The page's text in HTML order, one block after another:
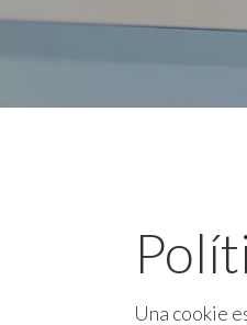
Una cookie